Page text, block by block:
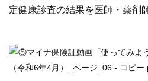
定健康診査の結果を医師・薬剤